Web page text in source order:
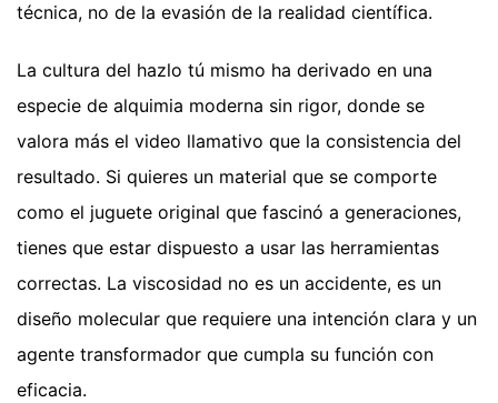
técnica, no de la evasión de la realidad científica.
La cultura del hazlo tú mismo ha derivado en una
especie de alquimia moderna sin rigor, donde se
valora más el video llamativo que la consistencia del
resultado. Si quieres un material que se comporte
como el juguete original que fascinó a generaciones,
tienes que estar dispuesto a usar las herramientas
correctas. La viscosidad no es un accidente, es un
diseño molecular que requiere una intención clara y un
agente transformador que cumpla su función con
eficacia.